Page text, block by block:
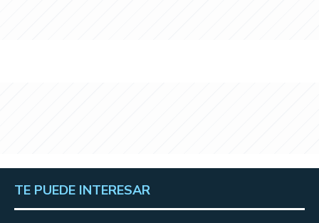
TE PUEDE INTERESAR